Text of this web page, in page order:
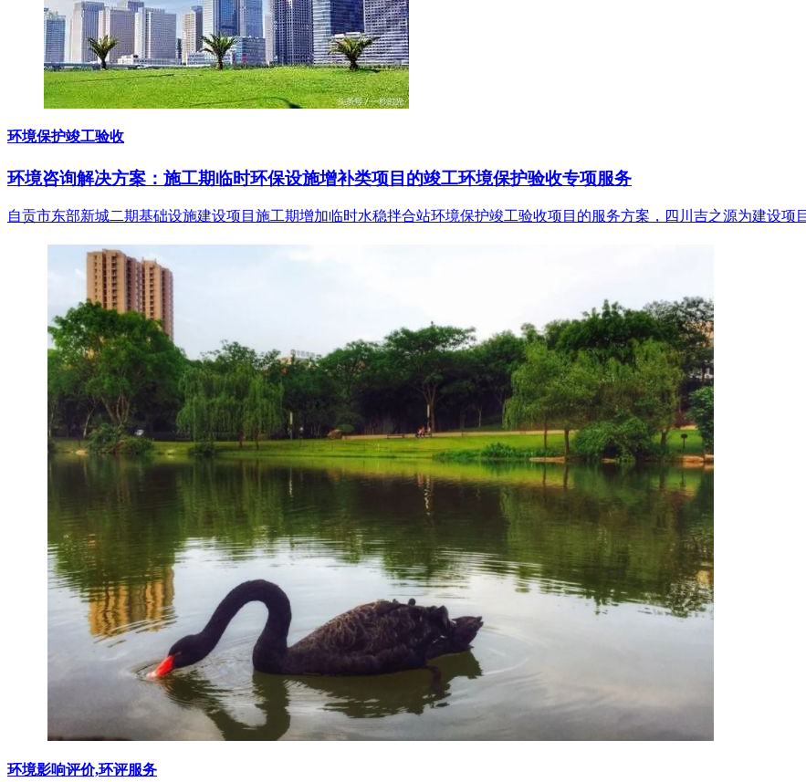
环境保护竣工验收
环境咨询解决方案：施工期临时环保设施增补类项目的竣工环境保护验收专项服务
自贡市东部新城二期基础设施建设项目施工期增加临时水稳拌合站环境保护竣工验收项目的服务方案，四川吉之源为建设项
环境影响评价,环评服务